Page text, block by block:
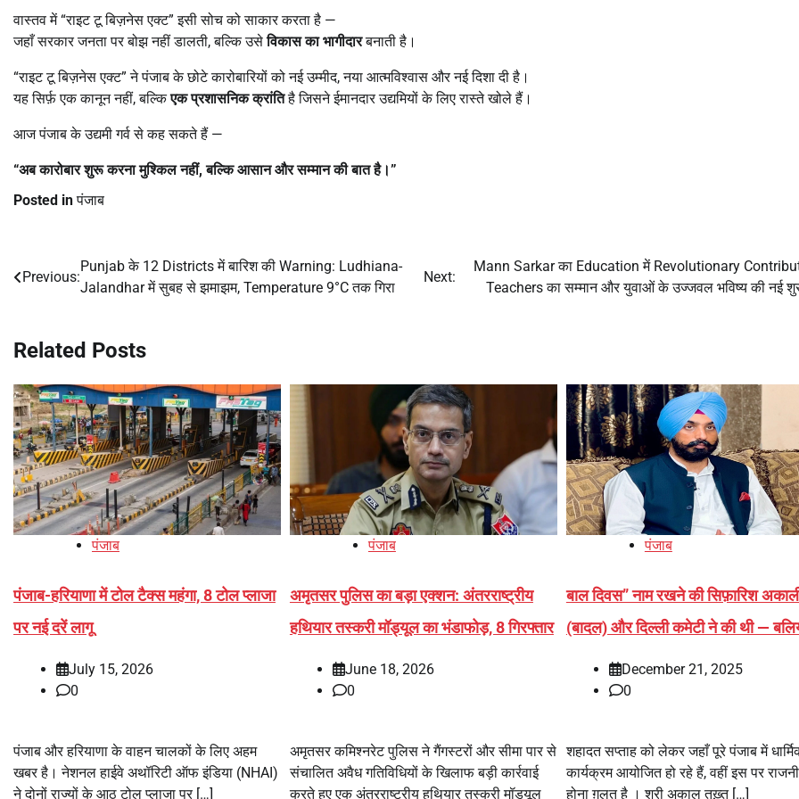
वास्तव में “राइट टू बिज़नेस एक्ट” इसी सोच को साकार करता है —
जहाँ सरकार जनता पर बोझ नहीं डालती, बल्कि उसेविकास का भागीदारबनाती है।
“राइट टू बिज़नेस एक्ट” ने पंजाब के छोटे कारोबारियों को नई उम्मीद, नया आत्मविश्वास और नई दिशा दी है।
यह सिर्फ़ एक कानून नहीं, बल्किएक प्रशासनिक क्रांतिहै जिसने ईमानदार उद्यमियों के लिए रास्ते खोले हैं।
आज पंजाब के उद्यमी गर्व से कह सकते हैं —
“अब कारोबार शुरू करना मुश्किल नहीं,बल्कि आसान और सम्मान की बात है।”
Posted inपंजाब
Post
Previous:
Punjab के 12 Districts में बारिश की Warning: Ludhiana-
Jalandhar में सुबह से झमाझम, Temperature 9°C तक गिरा
Next:
Mann Sarkar का Education में Revolutionary
Teachers का सम्मान और युवाओं के उज्जवल भविष्य की नई
Related Posts
पंजाब
पंजाब-हरियाणा में टोल टैक्स महंगा, 8 टोल प्लाजा
पर नई दरें लागू
July 15, 2026
0
पंजाब और हरियाणा के वाहन चालकों के लिए अहम
खबर है। नेशनल हाईवे अथॉरिटी ऑफ इंडिया (NHAI)
ने दोनों राज्यों के आठ टोल प्लाजा पर […]
पंजाब
अमृतसर पुलिस का बड़ा एक्शन: अंतरराष्ट्रीय
हथियार तस्करी मॉड्यूल का भंडाफोड़, 8 गिरफ्तार
June 18, 2026
0
अमृतसर कमिश्नरेट पुलिस ने गैंगस्टरों और सीमा पार से
संचालित अवैध गतिविधियों के खिलाफ बड़ी कार्रवाई
करते हुए एक अंतरराष्ट्रीय हथियार तस्करी मॉड्यूल
पंजाब
बाल दिवस” नाम रखने की सिफ़ारिश
(बादल) और दिल्ली कमेटी ने की थी —
December 21, 2025
0
शहादत सप्ताह को लेकर जहाँ पूरे पंजाब में
कार्यक्रम आयोजित हो रहे हैं, वहीं इस पर
होना ग़लत है । श्री अकाल तख़्त […]